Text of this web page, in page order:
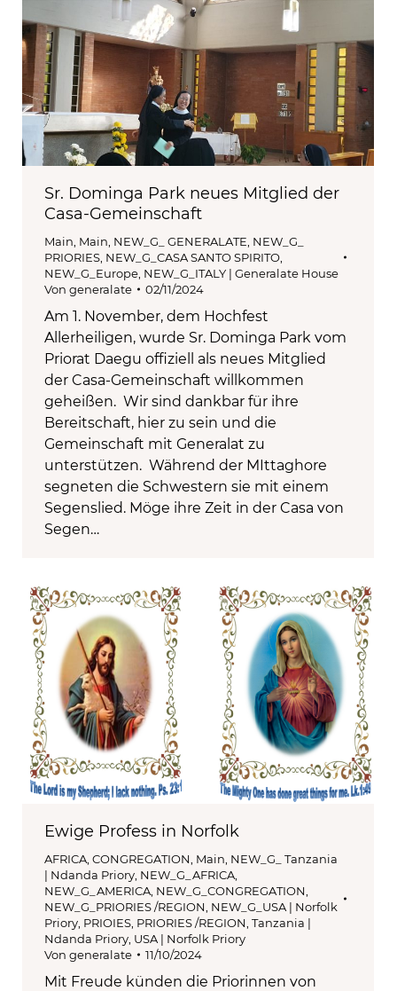
Sr. Dominga Park neues Mitglied der
Casa-Gemeinschaft
Main Main NEW_G_ GENERALATE NEW_G_
PRIORIES NEW_G_CASA SANTO SPIRITO
NEW_G_Europe NEW_G_ITALY | Generalate House
Von generalate 02/11/2024
Am 1. November, dem Hochfest
Allerheiligen, wurde Sr. Dominga Park vom
Priorat Daegu offiziell als neues Mitglied
der Casa-Gemeinschaft willkommen
geheißen. Wir sind dankbar für ihre
Bereitschaft, hier zu sein und die
Gemeinschaft mit Generalat zu
unterstützen. Während der MIttaghore
segneten die Schwestern sie mit einem
Segenslied. Möge ihre Zeit in der Casa von
Segen…
Ewige Profess in Norfolk
AFRICA CONGREGATION Main NEW_G_ Tanzania
| Ndanda Priory NEW_G_AFRICA
NEW_G_AMERICA NEW_G_CONGREGATION
NEW_G_PRIORIES /REGION NEW_G_USA | Norfolk
Priory PRIOIES PRIORIES /REGION Tanzania |
Ndanda Priory USA | Norfolk Priory
Von generalate 11/10/2024
Mit Freude künden die Priorinnen von